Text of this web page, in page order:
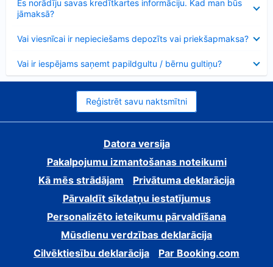
Es norādīju savas kredītkartes informāciju. Kad man būs
jāmaksā?
Vai viesnīcai ir nepieciešams depozīts vai priekšapmaksa?
Vai ir iespējams saņemt papildgultu / bērnu gultiņu?
Reģistrēt savu naktsmītni
Datora versija
Pakalpojumu izmantošanas noteikumi
Kā mēs strādājam
Privātuma deklarācija
Pārvaldīt sīkdatņu iestatījumus
Personalizēto ieteikumu pārvaldīšana
Mūsdienu verdzības deklarācija
Cilvēktiesību deklarācija
Par Booking.com